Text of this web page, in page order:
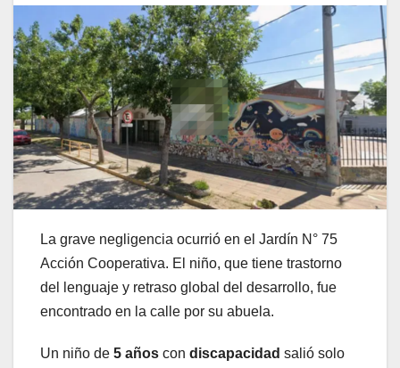
La grave negligencia ocurrió en el Jardín N° 75
Acción Cooperativa. El niño, que tiene trastorno
del lenguaje y retraso global del desarrollo, fue
encontrado en la calle por su abuela.
Un niño de 5 años con discapacidad salió solo